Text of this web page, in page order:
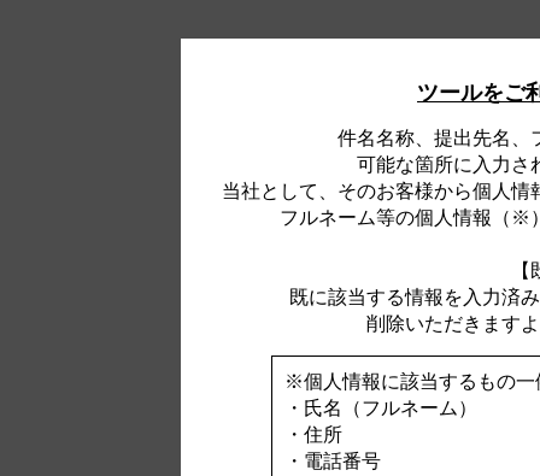
ツールをご
件名名称、提出先名、
可能な箇所に入力さ
当社として、そのお客様から個人
フルネーム等の個人情報（※
既に該当する情報を入力済
削除いただきます
※個人情報に該当するもの一
・氏名（フルネーム）
・住所
・電話番号